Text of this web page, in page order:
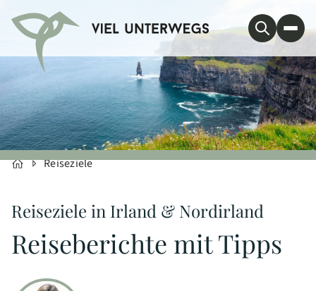
Reiseziele
Reiseziele in Irland & Nordirland
Reiseberichte mit Tipps